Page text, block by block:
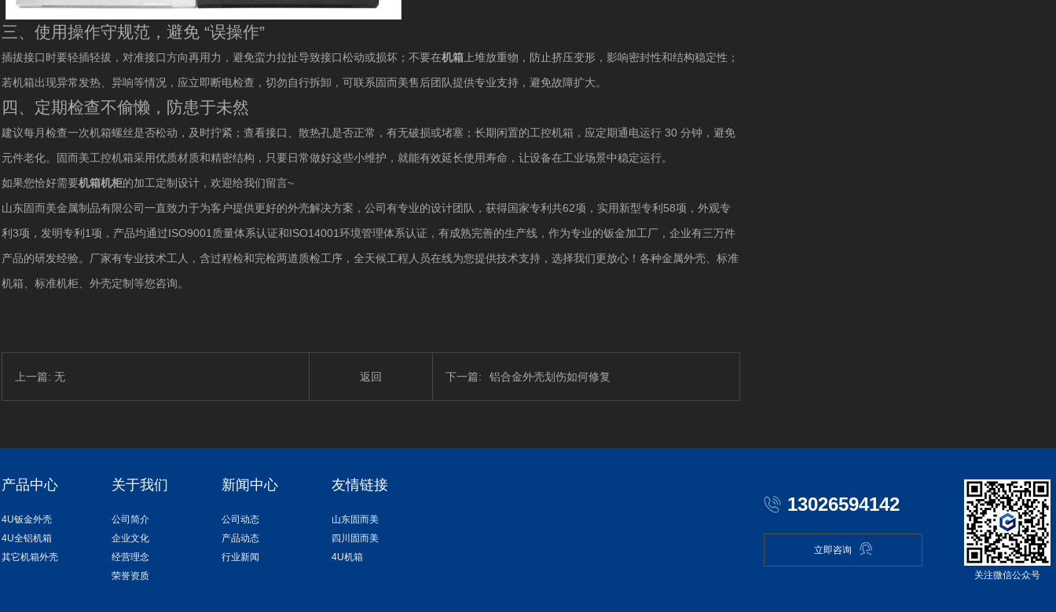
三、使用操作守规范，避免 “误操作”
插拔接口时要轻插轻拔，对准接口方向再用力，避免蛮力拉扯导致接口松动或损坏；不要在机箱 上堆放重物，防止挤压变形，影响密封性和结构稳定性；
若机箱出现异常发热、异响等情况，应立即断电检查，切勿自行拆卸，可联系固而美售后团队提供专业支持，避免故障扩大。
四、定期检查不偷懒，防患于未然
建议每月检查一次机箱螺丝是否松动，及时拧紧；查看接口、散热孔是否正常，有无破损或堵塞；长期闲置的工控机箱，应定期通电运行 30 分钟，避免
元件老化。固而美工控机箱采用优质材质和精密结构，只要日常做好这些小维护，就能有效延长使用寿命，让设备在工业场景中稳定运行。
如果您恰好需要机箱机柜的加工定制设计，欢迎给我们留言~
山东固而美金属制品有限公司一直致力于为客户提供更好的外壳解决方案，公司有专业的设计团队，获得国家专利共62项，实用新型专利58项，外观专
利3项，发明专利1项，产品均通过ISO9001质量体系认证和ISO14001环境管理体系认证，有成熟完善的生产线，作为专业的钣金加工厂，企业有三万件
产品的研发经验。厂家有专业技术工人，含过程检和完检两道质检工序，全天候工程人员在线为您提供技术支持，选择我们更放心！各种金属外壳、标准
机箱、标准机柜、外壳定制等您咨询。
上一篇: 无 返回 下一篇: 铝合金外壳划伤如何修复
产品中心
4U钣金外壳
4U全铝机箱
其它机箱外壳
关于我们
公司简介
企业文化
经营理念
荣誉资质
新闻中心
公司动态
产品动态
行业新闻
友情链接
山东固而美
四川固而美
4U机箱
关注微信公众号
13026594142
立即咨询